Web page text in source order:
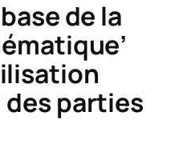
de la
parties